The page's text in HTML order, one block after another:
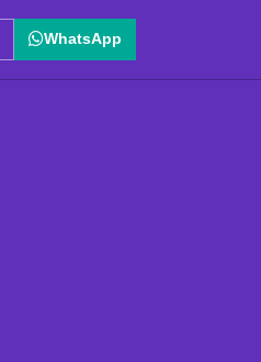
WhatsApp